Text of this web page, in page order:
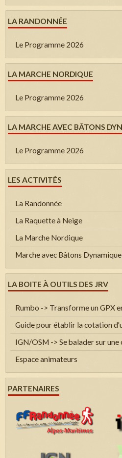
LA RANDONNÉE
Le Programme 2026
LA MARCHE NORDIQUE
Le Programme 2026
LA MARCHE AVEC BÂTONS
Le Programme 2026
LES ACTIVITÉS
La Randonnée
La Raquette à Neige
La Marche Nordique
Marche avec Bâtons Dynamique
LA BOITE À OUTILS DES JRV
Rumbo -> Transforme un GPX
Guide pour établir la cotation
IGN/OSM -> Se balader sur une
Espace animateurs
PARTENAIRES